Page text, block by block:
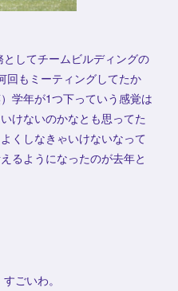
してチームビルディングの
回もミーティングしてたか
学年が1つ下っていう感覚は
けないのかなとも思ってた
くしなきゃいけないなって
るようになったのが去年と
ごいわ。